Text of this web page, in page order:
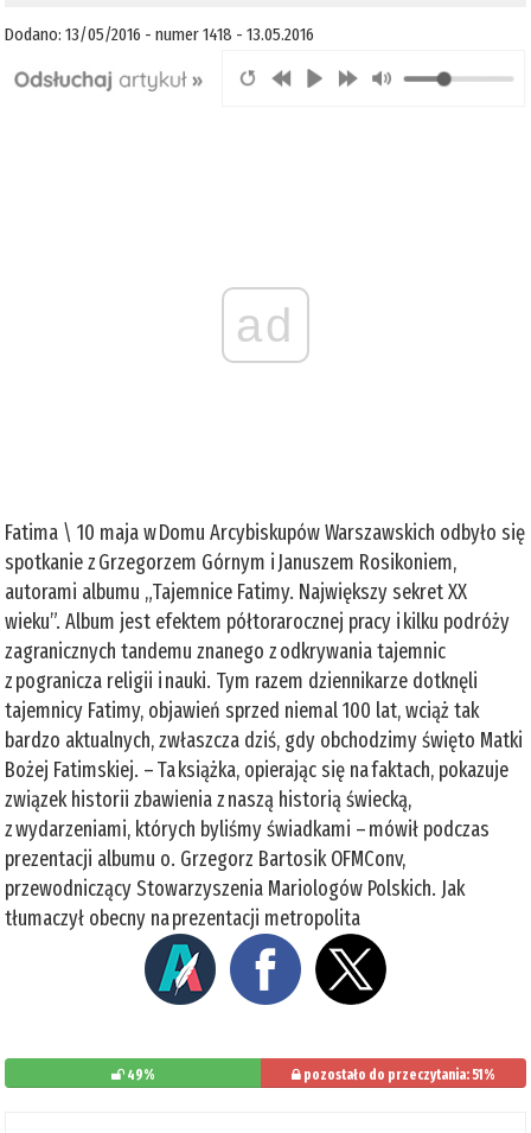
Dodano: 13/05/2016 - numer 1418 - 13.05.2016
ad
Fatima \ 10 maja w Domu Arcybiskupów Warszawskich odbyło się
spotkanie z Grzegorzem Górnym i Januszem Rosikoniem,
autorami albumu „Tajemnice Fatimy. Największy sekret XX
wieku”. Album jest efektem półtorarocznej pracy i kilku podróży
zagranicznych tandemu znanego z odkrywania tajemnic
z pogranicza religii i nauki. Tym razem dziennikarze dotknęli
tajemnicy Fatimy, objawień sprzed niemal 100 lat, wciąż tak
bardzo aktualnych, zwłaszcza dziś, gdy obchodzimy święto Matki
Bożej Fatimskiej. – Ta książka, opierając się na faktach, pokazuje
związek historii zbawienia z naszą historią świecką,
z wydarzeniami, których byliśmy świadkami – mówił podczas
prezentacji albumu o. Grzegorz Bartosik OFMConv,
przewodniczący Stowarzyszenia Mariologów Polskich. Jak
tłumaczył obecny na prezentacji metropolita
49% pozostało do przeczytania: 51%